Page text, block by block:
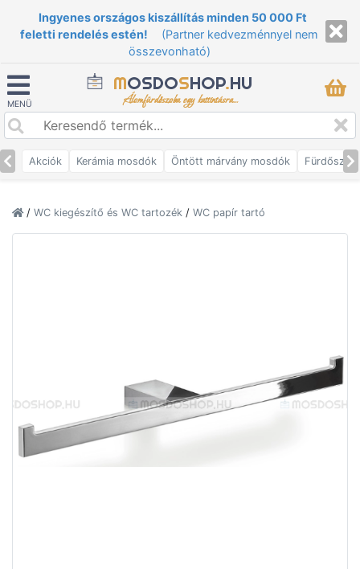
Ingyenes országos kiszállítás minden 50 000 Ft
feletti rendelés estén!
(Partner kedvezménnyel nem
összevonható)
MENÜ
MOSDOSHOP.HU
Álomfürdőszoba egy kattintásra...
Akciók Kerámia mosdók Öntött márvány mosdók
/ WC kiegészítő és WC tartozék / WC papír tartó